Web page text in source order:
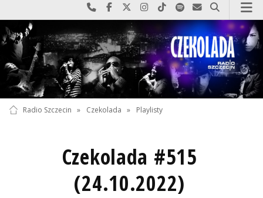
Najlepiej po prostu do nas zadzwoń
Odwiedź nas na Facebook-u
Odwiedź nas na X
Odwiedź nas na Instagram-ie
Odwiedź nas na TikTok-u
Szukaj nas na Spotify
Wyślij do nas
Szukaj
Radio Szczecin » Czekolada » Playlisty
Czekolada #515
(24.10.2022)